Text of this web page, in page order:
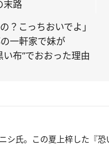
末路
？こっちおいでよ」
一軒家で妹が
い布”でおおった理由
シ氏。この夏上梓した『